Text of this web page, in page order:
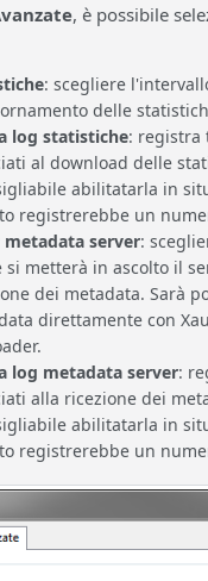
, è possibile
: scegliere
delle
log statistiche: registra
al download delle
abilitatarla in
registrerebbe un
metadata server:
si metterà in ascolto il
dei metadata. Sarà
direttamente con
log metadata server:
alla ricezione dei
abilitatarla in
registrerebbe un